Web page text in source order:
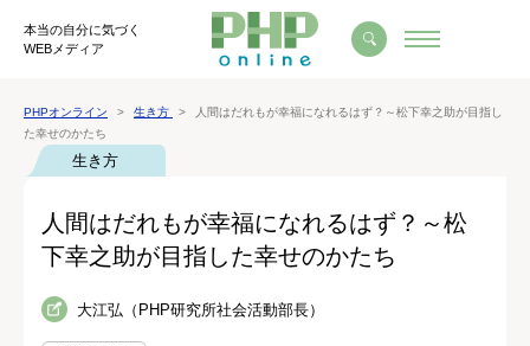
本当の自分に気づく
WEBメディア
PHPオンライン 生き方
人間はだれもが幸福になれるはず？～松下幸之助が目指し
た幸せのかたち
生き方
人間はだれもが幸福になれるはず？～松
下幸之助が目指した幸せのかたち
大江弘（PHP研究所社会活動部長）